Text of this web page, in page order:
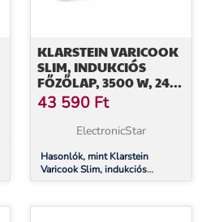
KLARSTEIN VARICOOK
SLIM, INDUKCIÓS
FŐZŐLAP, 3500 W, 240
°C, 2 FŐZŐLAP,
IDŐZÍTŐ, ÉRINTŐS
43 590 Ft
ElectronicStar
Hasonlók, mint Klarstein
Varicook Slim, indukciós
főzőlap, 3500 W, 240 °C, 2